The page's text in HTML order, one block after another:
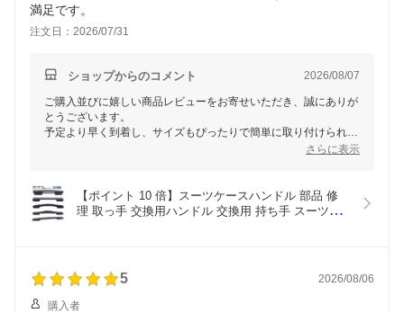
満足です。
注文日：2026/07/31
ショップからのコメント 2026/08/07
ご購入並びに嬉しい商品レビューをお寄せいただき、誠にありが
とうございます。
予定より早く到着し、サイズもぴったりで簡単に取り付けられた
またのご利用を心よりお待ちしております。
さらに表示
【ポイント 10 倍】スーツケースハンドル 部品 修
理 取っ手 交換用ハンドル 交換用 持ち手 スーツケ
5 2026/08/06
購入者